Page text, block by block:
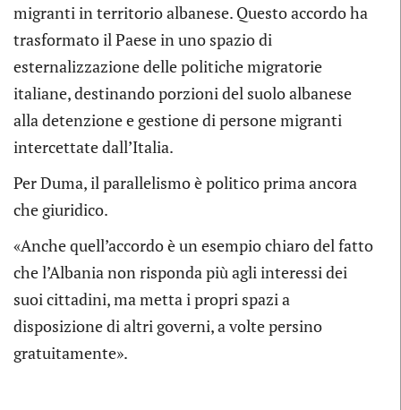
migranti in territorio albanese. Questo accordo ha
trasformato il Paese in uno spazio di
esternalizzazione delle politiche migratorie
italiane, destinando porzioni del suolo albanese
alla detenzione e gestione di persone migranti
intercettate dall’Italia.
Per Duma, il parallelismo è politico prima ancora
che giuridico.
«Anche quell’accordo è un esempio chiaro del fatto
che l’Albania non risponda più agli interessi dei
suoi cittadini, ma metta i propri spazi a
disposizione di altri governi, a volte persino
gratuitamente».